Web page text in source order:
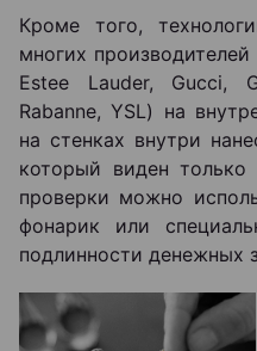
Кроме того,
многих
Estee Lauder, Gucci,
Rabanne, YSL) на
на стенках внутри
который виден
проверки можно
фонарик или
подлинности денежных